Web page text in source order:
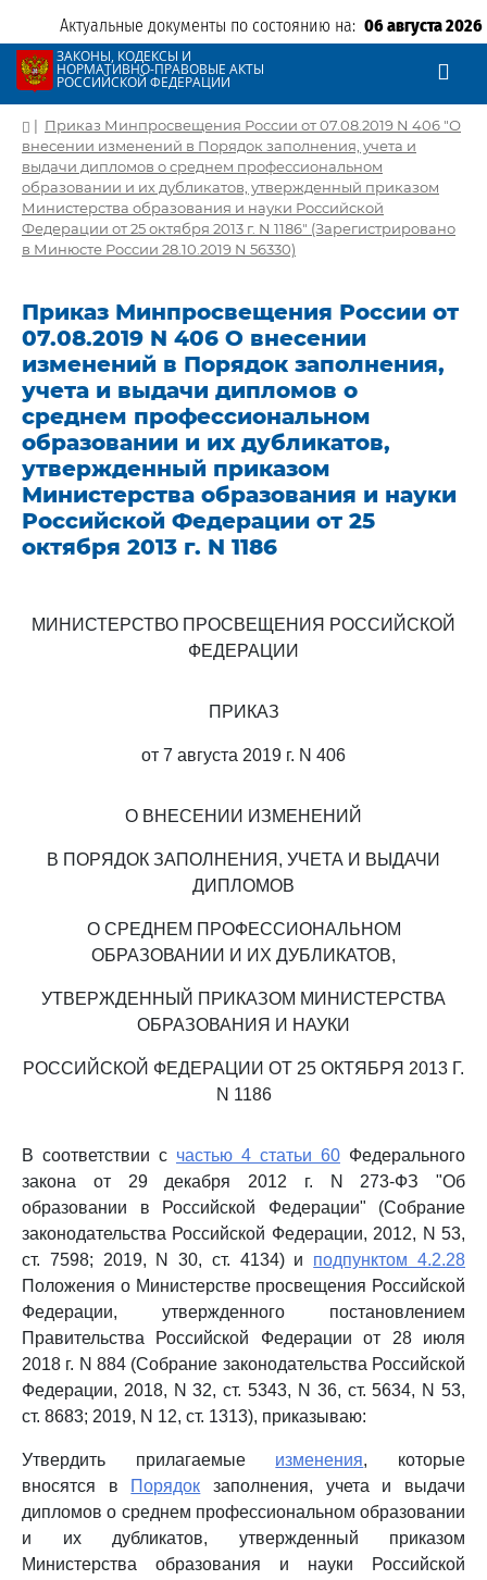
Актуальные документы по состоянию на: 06 августа 2026
ЗАКОНЫ, КОДЕКСЫ И
НОРМАТИВНО-ПРАВОВЫЕ АКТЫ
РОССИЙСКОЙ ФЕДЕРАЦИИ
| Приказ Минпросвещения России от 07.08.2019 N 406 "О
внесении изменений в Порядок заполнения, учета и
выдачи дипломов о среднем профессиональном
образовании и их дубликатов, утвержденный приказом
Министерства образования и науки Российской
Федерации от 25 октября 2013 г. N 1186" (Зарегистрировано
в Минюсте России 28.10.2019 N 56330)
Приказ Минпросвещения России от
07.08.2019 N 406 О внесении
изменений в Порядок заполнения,
учета и выдачи дипломов о
среднем профессиональном
образовании и их дубликатов,
утвержденный приказом
Министерства образования и науки
Российской Федерации от 25
октября 2013 г. N 1186
МИНИСТЕРСТВО ПРОСВЕЩЕНИЯ РОССИЙСКОЙ
ФЕДЕРАЦИИ
ПРИКАЗ
от 7 августа 2019 г. N 406
О ВНЕСЕНИИ ИЗМЕНЕНИЙ
В ПОРЯДОК ЗАПОЛНЕНИЯ, УЧЕТА И ВЫДАЧИ
ДИПЛОМОВ
О СРЕДНЕМ ПРОФЕССИОНАЛЬНОМ
ОБРАЗОВАНИИ И ИХ ДУБЛИКАТОВ,
УТВЕРЖДЕННЫЙ ПРИКАЗОМ МИНИСТЕРСТВА
ОБРАЗОВАНИЯ И НАУКИ
РОССИЙСКОЙ ФЕДЕРАЦИИ ОТ 25 ОКТЯБРЯ 2013 Г.
N 1186
В соответствии с частью 4 статьи 60 Федерального
закона от 29 декабря 2012 г. N 273-ФЗ "Об
образовании в Российской Федерации" (Собрание
законодательства Российской Федерации, 2012, N 53,
ст. 7598; 2019, N 30, ст. 4134) и подпунктом 4.2.28
Положения о Министерстве просвещения Российской
Федерации, утвержденного постановлением
Правительства Российской Федерации от 28 июля
2018 г. N 884 (Собрание законодательства Российской
Федерации, 2018, N 32, ст. 5343, N 36, ст. 5634, N 53,
ст. 8683; 2019, N 12, ст. 1313), приказываю:
Утвердить прилагаемые изменения, которые
вносятся в Порядок заполнения, учета и выдачи
дипломов о среднем профессиональном образовании
и их дубликатов, утвержденный приказом
Министерства образования и науки Российской